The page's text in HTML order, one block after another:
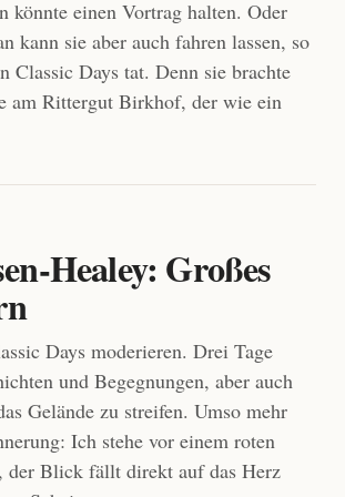
könnte einen Vortrag halten. Oder
kann sie aber auch fahren lassen, so
Days tat. Denn sie brachte
am Rittergut Birkhof, der wie ein
Healey: Großes
Days moderieren. Drei Tage
und Begegnungen, aber auch
Gelände zu streifen. Umso mehr
Ich stehe vor einem roten
der Blick fällt direkt auf das Herz